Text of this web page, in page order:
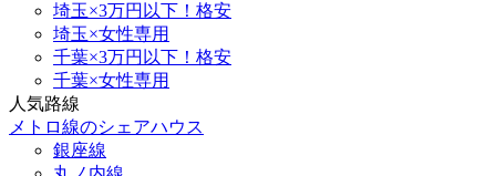
埼玉×3万円以下！格安
埼玉×女性専用
千葉×3万円以下！格安
千葉×女性専用
人気路線
メトロ線のシェアハウス
銀座線